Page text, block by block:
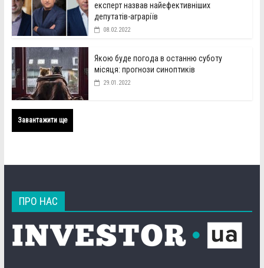
експерт назвав найефективніших
депутатів-аграріїв
08.02.2022
Якою буде погода в останню суботу
місяця: прогнози синоптиків
29.01.2022
Завантажити ще
ПРО НАС